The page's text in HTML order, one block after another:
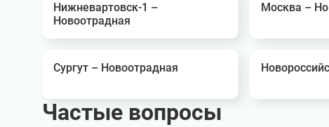
Нижневартовск-1 –
Новоотрадная
Москва –
Сургут – Новоотрадная
Частые вопросы